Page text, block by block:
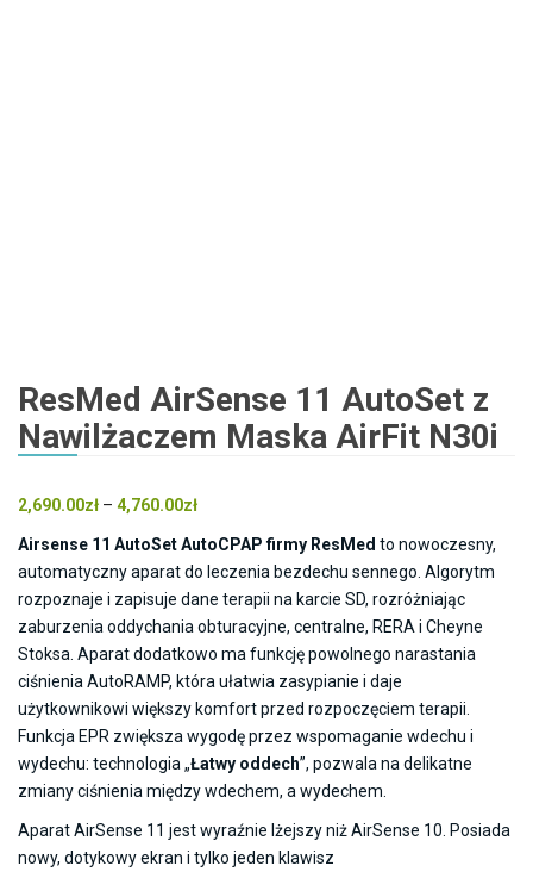
ResMed AirSense 11 AutoSet z
Nawilżaczem Maska AirFit N30i
2,690.00zł – 4,760.00złZakres
4,760.00zł
Airsense 11 AutoSet AutoCPAP firmy ResMed to nowoczesny,
automatyczny aparat do leczenia bezdechu sennego. Algorytm
rozpoznaje i zapisuje dane terapii na karcie SD, rozróżniając
zaburzenia oddychania obturacyjne, centralne, RERA i Cheyne
Stoksa. Aparat dodatkowo ma funkcję powolnego narastania
ciśnienia AutoRAMP, która ułatwia zasypianie i daje
użytkownikowi większy komfort przed rozpoczęciem terapii.
Funkcja EPR zwiększa wygodę przez wspomaganie wdechu i
wydechu: technologia „Łatwy oddech”, pozwala na delikatne
zmiany ciśnienia między wdechem, a wydechem.
Aparat AirSense 11 jest wyraźnie lżejszy niż AirSense 10. Posiada
nowy, dotykowy ekran i tylko jeden klawisz